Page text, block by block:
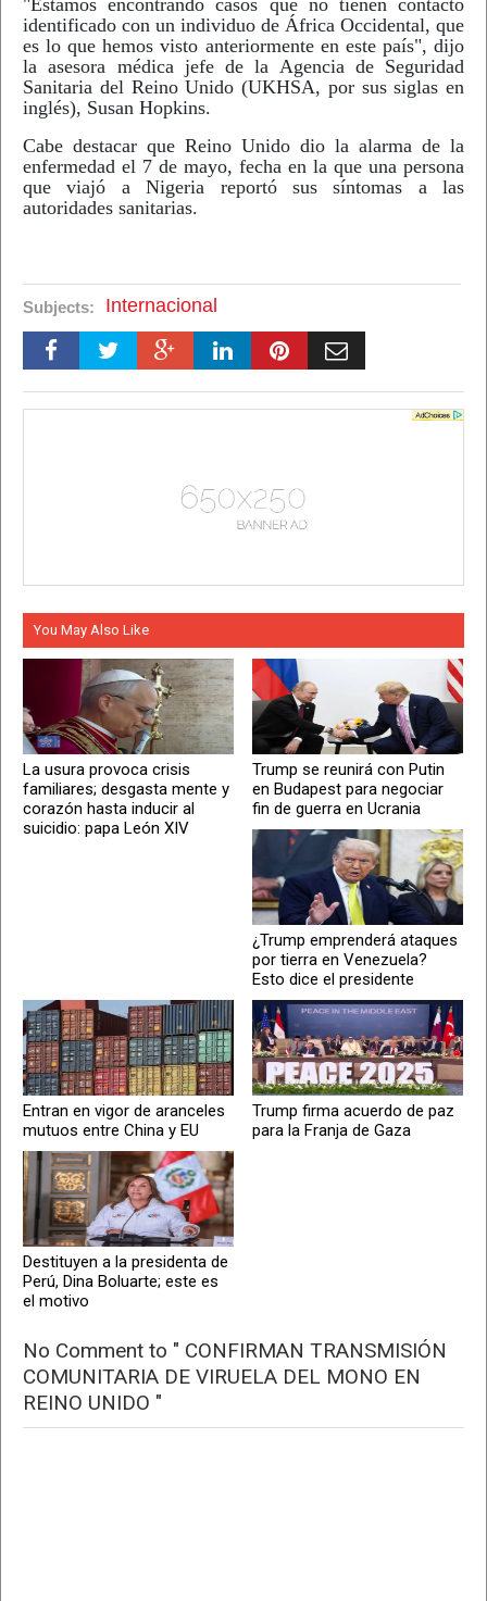
identificado con un individuo de África Occidental, que
es lo que hemos visto anteriormente en este país", dijo
la asesora médica jefe de la Agencia de Seguridad
Sanitaria del Reino Unido (UKHSA, por sus siglas en
inglés), Susan Hopkins.
Cabe destacar que Reino Unido dio la alarma de la
enfermedad el 7 de mayo, fecha en la que una persona
que viajó a Nigeria reportó sus síntomas a las
autoridades sanitarias.
Subjects: Internacional
You May Also Like
La usura provoca crisis
familiares; desgasta mente y
corazón hasta inducir al
suicidio: papa León XIV
Trump se reunirá con Putin
en Budapest para negociar
fin de guerra en Ucrania
¿Trump emprenderá ataques
por tierra en Venezuela?
Esto dice el presidente
Entran en vigor de aranceles
mutuos entre China y EU
Trump firma acuerdo de paz
para la Franja de Gaza
Destituyen a la presidenta de
Perú, Dina Boluarte; este es
el motivo
No Comment to " CONFIRMAN TRANSMISIÓN
COMUNITARIA DE VIRUELA DEL MONO EN
REINO UNIDO "